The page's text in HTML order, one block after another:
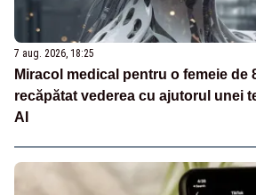
7 aug. 2026, 18:25
Miracol medical pentru o femeie de
recăpătat vederea cu ajutorul unei
AI